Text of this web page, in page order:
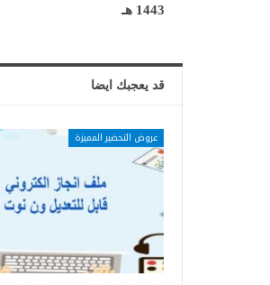
1443 هـ
قد يعجبك ايضا
عروض التحضير المميزة